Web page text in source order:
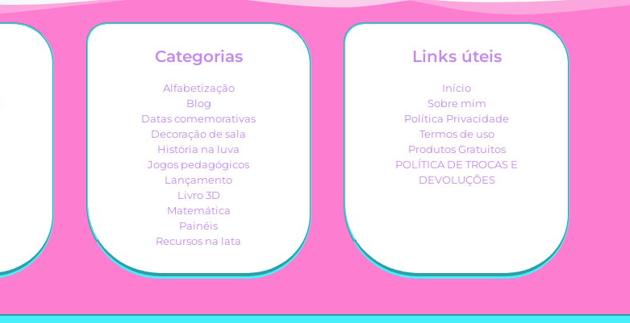
Categorias
Alfabetização
Blog
Datas comemorativas
Decoração de sala
História na luva
Jogos pedagógicos
Lançamento
Livro 3D
Matemática
Painéis
Recursos na lata
Links úteis
Início
Sobre mim
Política Privacidade
Termos de uso
Produtos Gratuitos
POLÍTICA DE TROCAS E
DEVOLUÇÕES